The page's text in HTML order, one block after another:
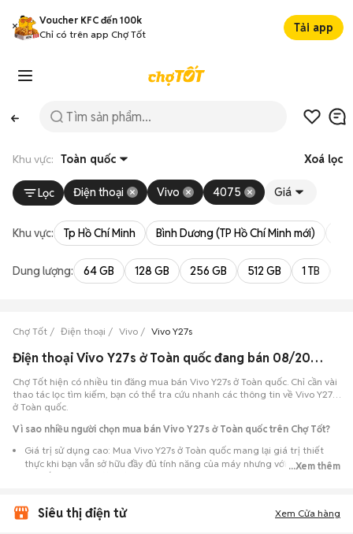
Voucher KFC đến 100k
Chỉ có trên app Chợ Tốt
Tải app
Khu vực: Toàn quốc Xoá lọc
Lọc Điện thoại Vivo 4075 Giá
Khu vực: Tp Hồ Chí Minh Bình Dương (TP Hồ Chí Minh mới)
Dung lượng: 64 GB 128 GB 256 GB 512 GB 1 TB
Chợ Tốt Điện thoại Vivo Vivo Y27s
Điện thoại Vivo Y27s ở Toàn quốc đang bán 08/2026
Chợ Tốt hiện có nhiều tin đăng mua bán Vivo Y27s ở Toàn quốc. Chỉ cần vài
thao tác lọc tìm kiếm, bạn có thể tra cứu nhanh các thông tin về Vivo Y27s
ở Toàn quốc.
Vì sao nhiều người chọn mua bán Vivo Y27s ở Toàn quốc trên Chợ Tốt?
Giá trị sử dụng cao: Mua Vivo Y27s ở Toàn quốc mang lại giá trị thiết
thực khi bạn vẫn sở hữu đầy đủ tính năng của máy nhưng với chi phí đầu
tư thấp hơn máy đập hộp.
Toàn quốc, đáp ứng từ nhu cầu cần máy đẹp keng đến máy chỉ cần hoạt
động ổn định.
...Xem thêm
Siêu thị điện tử Xem Cửa hàng